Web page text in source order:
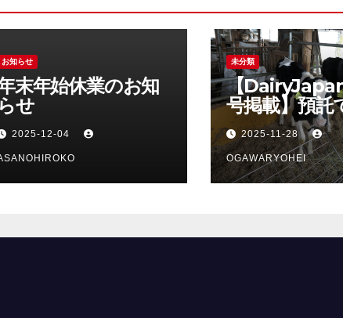
お知らせ
末年始休業のお知
らせ
2025-12-04
未分類
【
号掲載】預託
カリしないシ
ズ、最終回！
2025-11-28
OGAWARYOHEI